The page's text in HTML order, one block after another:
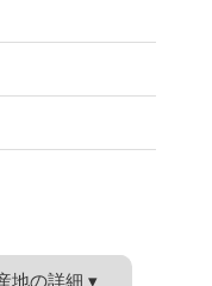
地の詳細 ▾